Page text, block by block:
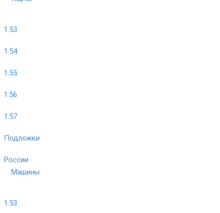
1.53
1.54
1.55
1.56
1.57
Подложки
России
Машины
1.53